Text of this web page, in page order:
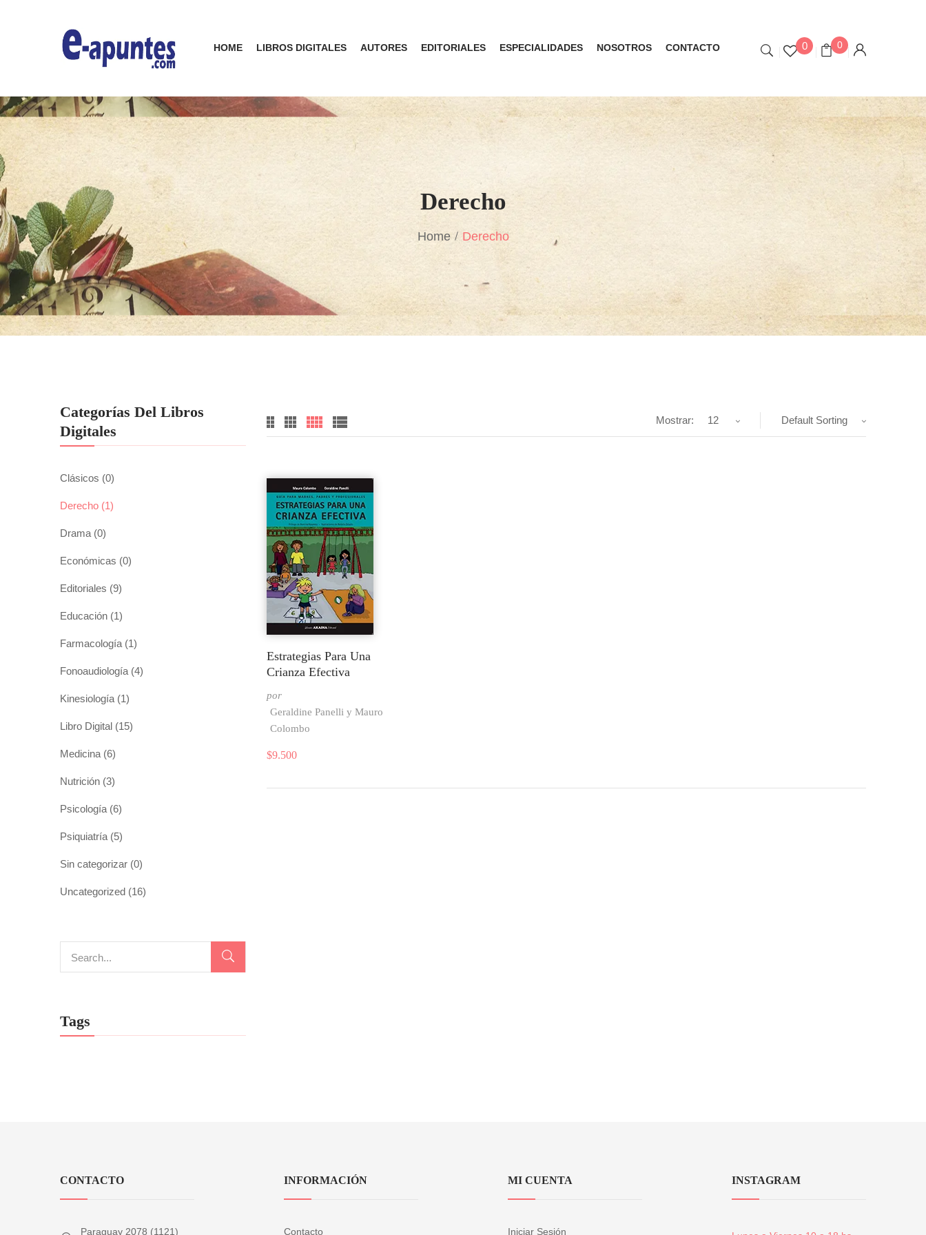
HOME LIBROS DIGITALES AUTORES EDITORIALES ESPECIALIDADES NOSOTROS CONTACTO 0 0
Derecho
Home Derecho
Categorías Del Libros
Digitales
Clásicos (0)
Derecho (1)
Drama (0)
Económicas (0)
Editoriales (9)
Educación (1)
Farmacología (1)
Fonoaudiología (4)
Kinesiología (1)
Libro Digital (15)
Medicina (6)
Nutrición (3)
Psicología (6)
Psiquiatría (5)
Sin categorizar (0)
Uncategorized (16)
Tags
Default Sorting
Mostrar: 12
Estrategias Para Una
Crianza Efectiva
por
Geraldine Panelli y Mauro
Colombo
$9.500
CONTACTO
Paraguay 2078 (1121)
INFORMACIÓN
Contacto
MI CUENTA
Iniciar Sesión
INSTAGRAM